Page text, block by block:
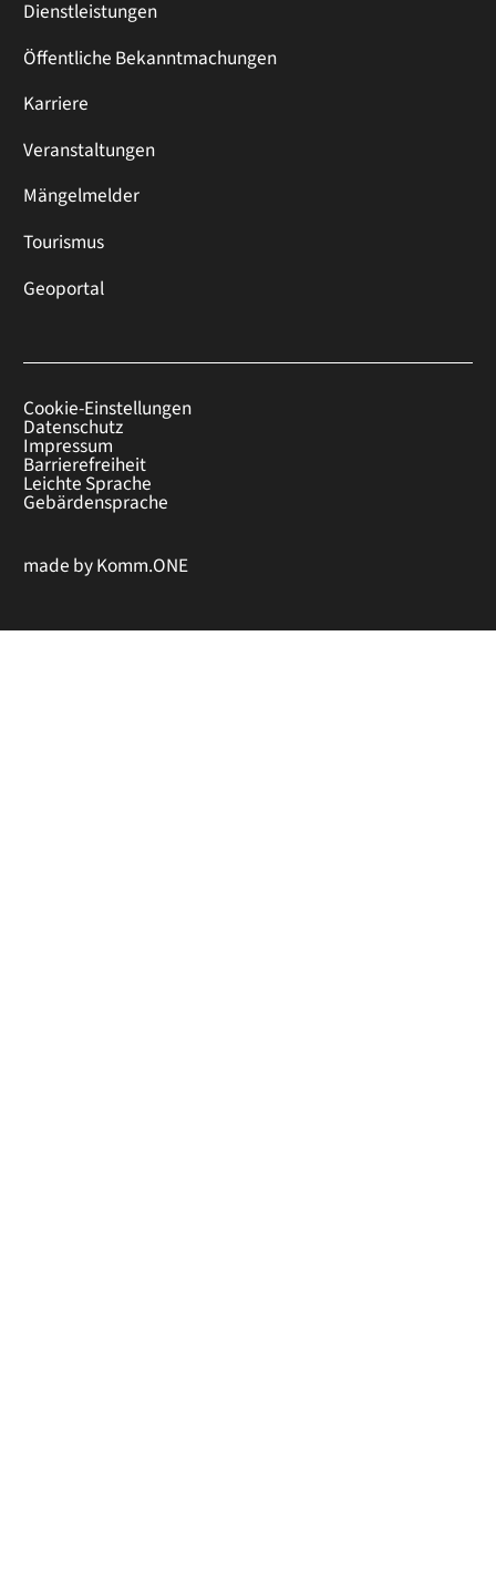
Dienstleistungen
Öffentliche Bekanntmachungen
Karriere
Veranstaltungen
Mängelmelder
Tourismus
Geoportal
Cookie-Einstellungen
Datenschutz
Impressum
Barrierefreiheit
Leichte Sprache
Gebärdensprache
made byKomm.ONE